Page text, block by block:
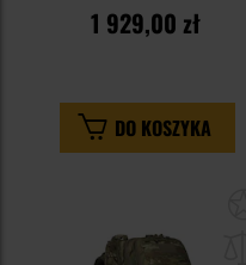
1 929,00 zł
DO KOSZYKA